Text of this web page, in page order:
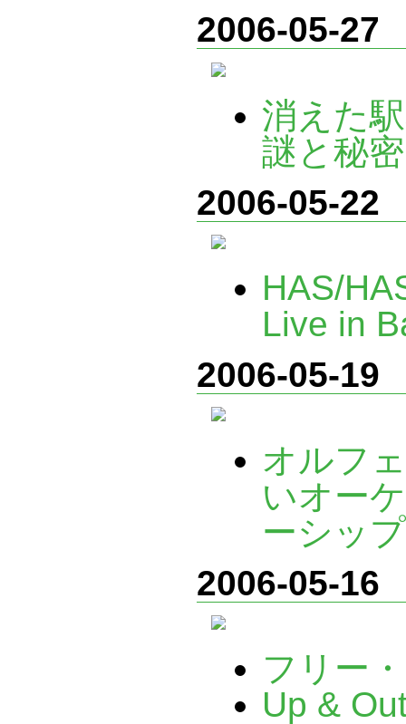
2006-05-27
消えた
謎と秘密
2006-05-22
HAS/
Live in
2006-05-19
オルフ
いオー
ーシッ
2006-05-16
フリー
Up &